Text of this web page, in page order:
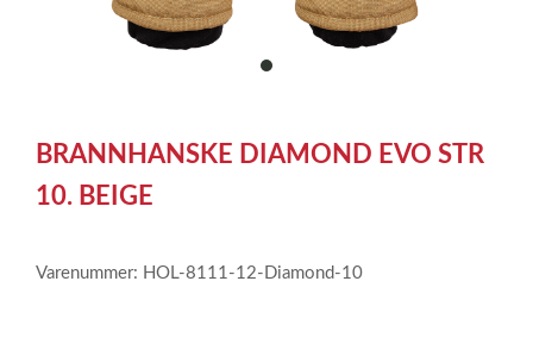
item
of
1
BRANNHANSKE DIAMOND EVO STR
10. BEIGE
Varenummer: HOL-8111-12-Diamond-10